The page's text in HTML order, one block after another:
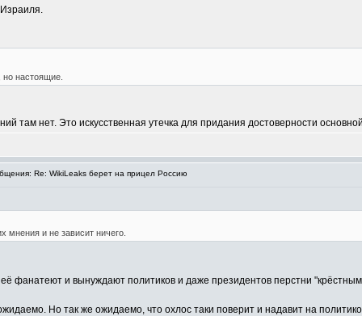
настоящие.
там нет. Это искусственная утечка для придания достоверности
Re: WikiLeaks берет на прицел Россию
мнения и не зависит ничего.
фанатеют и вынуждают политиков и даже президентов перстни
Но так же ожидаемо, что охлос таки поверит и надавит на